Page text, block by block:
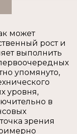
может
рост и
выполнить
упомянуто,
уровня,
в
зрения